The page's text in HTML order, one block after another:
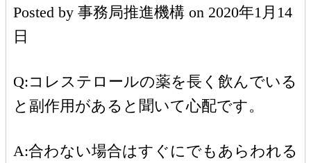
Posted by 事務局推進機構 on 2020年1月14
日
Q:コレステロールの薬を長く飲んでいる
と副作用があると聞いて心配です。
A:合わない場合はすぐにでもあらわれる